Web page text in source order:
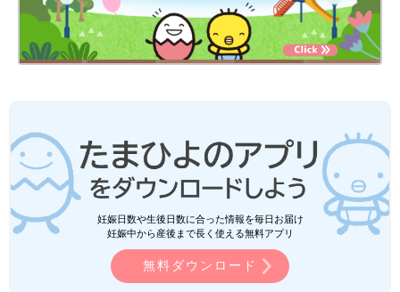
妊娠日数や生後日数に合った情報を毎日お届け
妊娠中から産後まで長く使える無料アプリ
無料ダウンロード